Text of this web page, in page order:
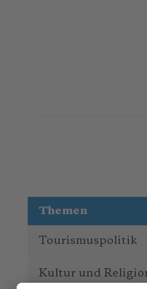
Themen
Tourismuspolitik
Kultur und